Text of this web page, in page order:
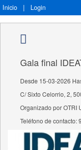
Inicio | Login
Gala final
Desde 15-03-2026
C/ Sixto Celorrio, 2,
Organizado por OTRI
Teléfono de contacto: